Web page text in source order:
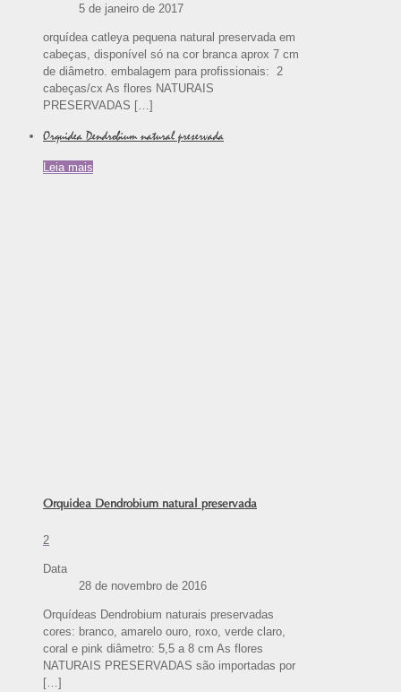
5 de janeiro de 2017
orquídea catleya pequena natural preservada em
cabeças, disponível só na cor branca aprox 7 cm
de diâmetro. embalagem para profissionais: 2
cabeças/cx As flores NATURAIS
PRESERVADAS […]
Orquidea Dendrobium natural preservada
Leia mais
Orquidea Dendrobium natural preservada
2
Data
28 de novembro de 2016
Orquídeas Dendrobium naturais preservadas
cores: branco, amarelo ouro, roxo, verde claro,
coral e pink diâmetro: 5,5 a 8 cm As flores
NATURAIS PRESERVADAS são importadas por
[…]